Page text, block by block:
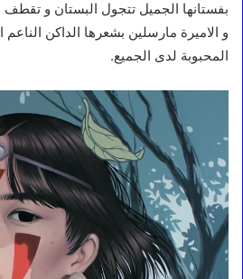
بفستانها الجميل تتجول البستان و تقطف
و الاميرة مارسلين بشعرها الداكن الناعم
المحبوبة لدى الجميع.